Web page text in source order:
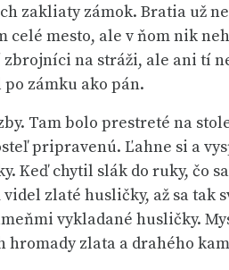
zakliaty zámok. Bratia už
celé mesto, ale v ňom nik
na stráži, ale ani tí
zámku ako pán.
Tam bolo prestreté na
pripravenú. Ľahne si a
Keď chytil slák do ruky, čo
videl zlaté husličky, až sa
vykladané husličky.
hromady zlata a drahého